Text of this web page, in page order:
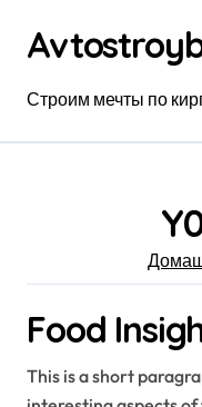
содержанию
Строим мечты по
Food
This is a short